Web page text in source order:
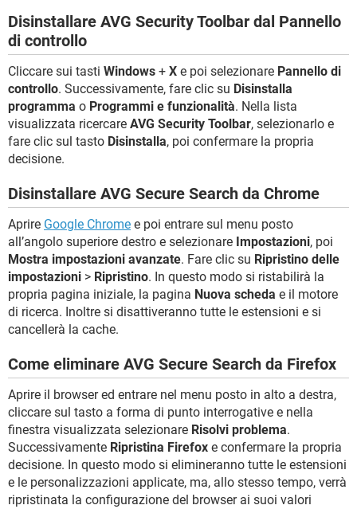
Disinstallare AVG Security Toolbar dal Pannello
di controllo
Cliccare sui tasti Windows + X e poi selezionare Pannello di
controllo. Successivamente, fare clic su Disinstalla
programma o Programmi e funzionalità. Nella lista
visualizzata ricercare AVG Security Toolbar, selezionarlo e
fare clic sul tasto Disinstalla, poi confermare la propria
decisione.
Disinstallare AVG Secure Search da Chrome
Aprire Google Chrome e poi entrare sul menu posto
all’angolo superiore destro e selezionare Impostazioni, poi
Mostra impostazioni avanzate. Fare clic su Ripristino delle
impostazioni > Ripristino. In questo modo si ristabilirà la
propria pagina iniziale, la pagina Nuova scheda e il motore
di ricerca. Inoltre si disattiveranno tutte le estensioni e si
cancellerà la cache.
Come eliminare AVG Secure Search da Firefox
Aprire il browser ed entrare nel menu posto in alto a destra,
cliccare sul tasto a forma di punto interrogative e nella
finestra visualizzata selezionare Risolvi problema.
Successivamente Ripristina Firefox e confermare la propria
decisione. In questo modo si elimineranno tutte le estensioni
e le personalizzazioni applicate, ma, allo stesso tempo, verrà
ripristinata la configurazione del browser ai suoi valori